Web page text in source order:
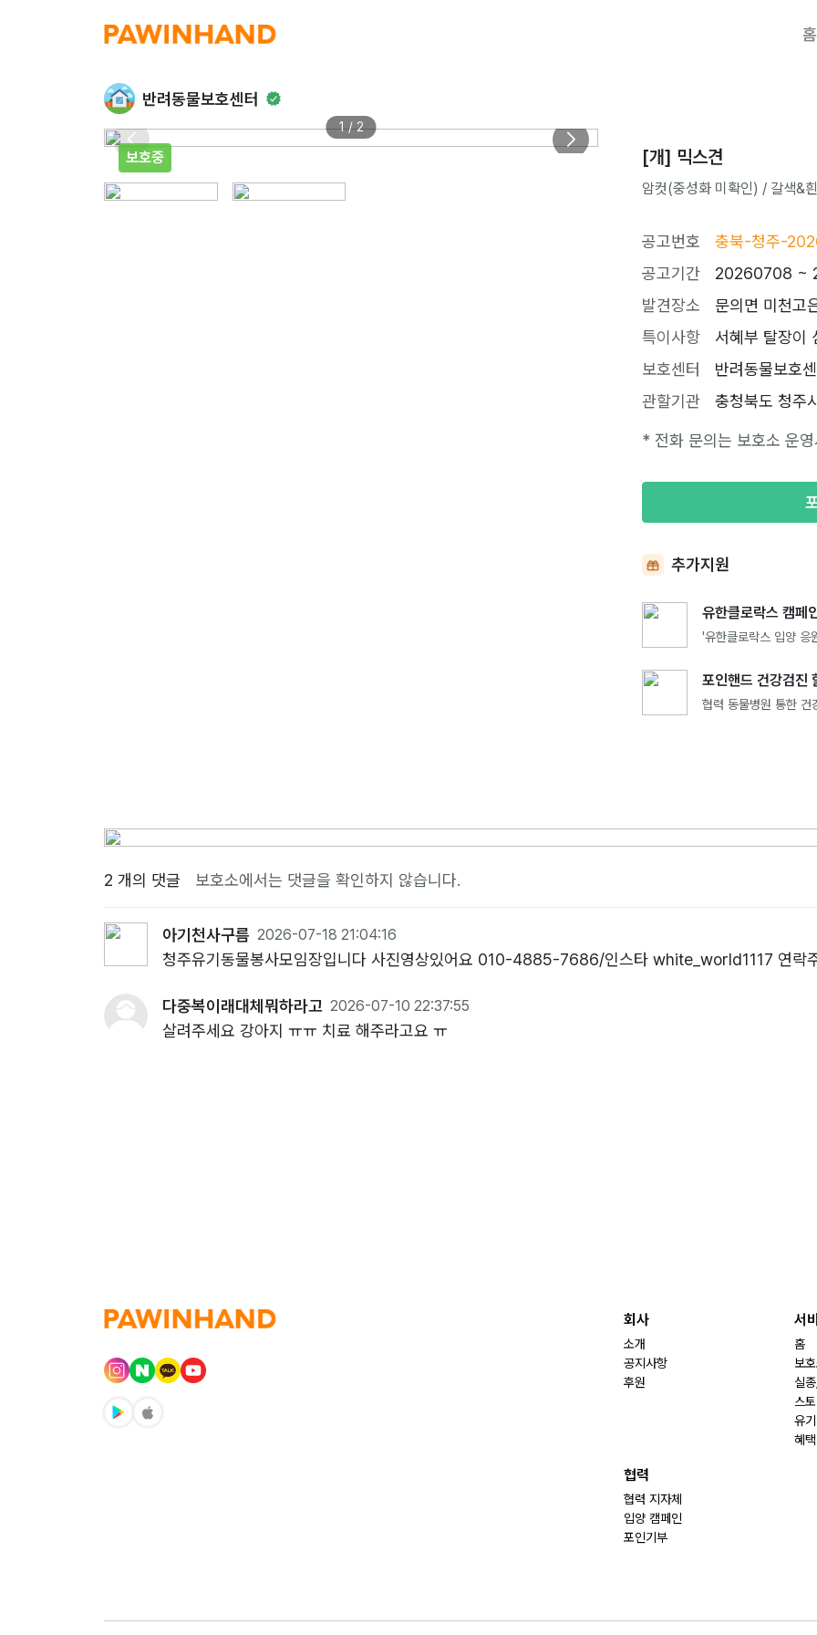
홈
반려동물보호센터
보호중
1 / 2
[개] 믹스견
암컷(중성화 미확인) / 갈색
공고번호
충북-청주-
공고기간
20260708 ~
발견장소
문의면 미천고
특이사항
서혜부 탈장이
보호센터
반려동물보호
관할기관
충청북도 청주
* 전화 문의는 보호소 운
추가지원
유한클로락스 캠페
'유한클로락스 입양 응
포인핸드 건강검진
협력 동물병원 통한 건
2 개의 댓글 보호소에서는 댓글을 확인하지 않습니다.
아기천사구름 2026-07-18 21:04:16
청주유기동물봉사모임장입니다 사진영상있어요 010-4885-7686/인스타 white_world1117 연락
다중복이래대체뭐하라고 2026-07-10 22:37:55
살려주세요 강아지 ㅠㅠ 치료 해주라고요 ㅠ
회사
소개
공지사항
후원
서
홈
보
실
스
유
혜택
협력
협력 지자체
입양 캠페인
포인기부